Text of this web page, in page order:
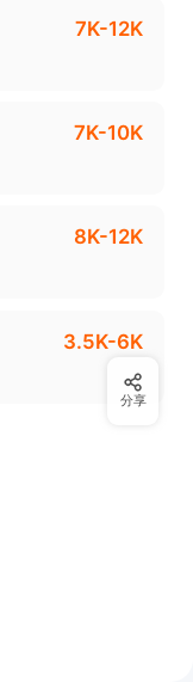
7K-12K
7K-10K
8K-12K
3.5K-6K
分享